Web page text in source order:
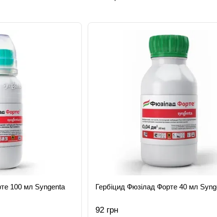
100 мл Syngenta Гербіцид Фюзілад Форте 40 мл
92 грн